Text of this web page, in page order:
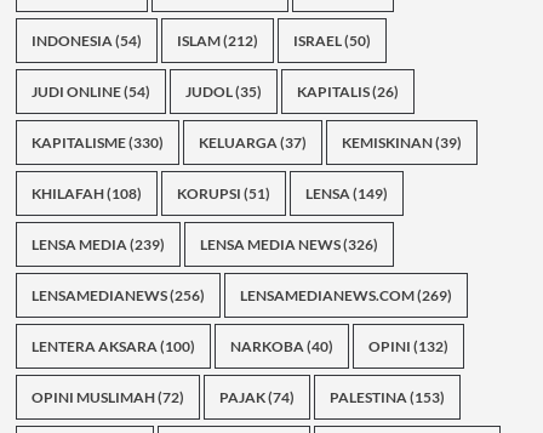
INDONESIA(54) ISLAM(212) ISRAEL(50)
JUDI ONLINE(54) JUDOL(35) KAPITALIS(26)
KAPITALISME(330) KELUARGA(37) KEMISKINAN(39)
KHILAFAH(108) KORUPSI (51) LENSA(149)
LENSA MEDIA(239) LENSA MEDIA NEWS(326)
LENSAMEDIANEWS(256) LENSAMEDIANEWS.COM(269)
LENTERA AKSARA(100) NARKOBA(40) OPINI (132)
OPINI MUSLIMAH(72) PAJAK(74) PALESTINA(153)